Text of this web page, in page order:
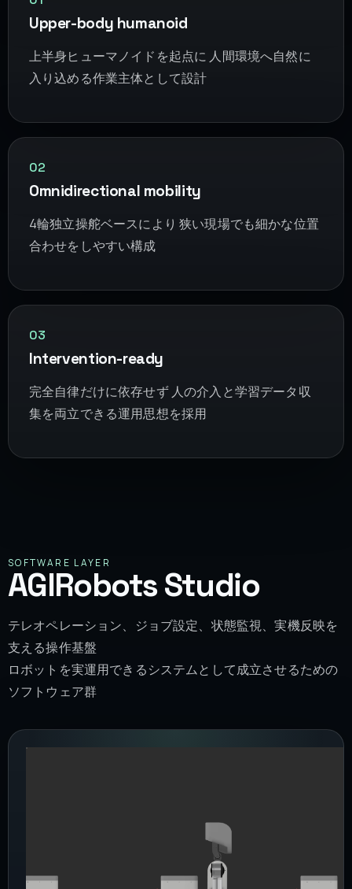
Upper-body humanoid
上半身ヒューマノイドを起点に 人間環境へ自然に
入り込める作業主体として設計
02
Omnidirectional mobility
4輪独立操舵ベースにより 狭い現場でも細かな位置
合わせをしやすい構成
03
Intervention-ready
完全自律だけに依存せず 人の介入と学習データ収
集を両立できる運用思想を採用
SOFTWARE LAYER
AGIRobots Studio
テレオペレーション、ジョブ設定、状態監視、実機反映を
支える操作基盤
ロボットを実運用できるシステムとして成立させるための
ソフトウェア群